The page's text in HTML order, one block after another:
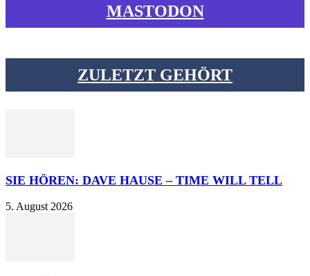
MASTODON
ZULETZT GEHÖRT
SIE HÖREN: DAVE HAUSE – TIME WILL TELL
5. August 2026